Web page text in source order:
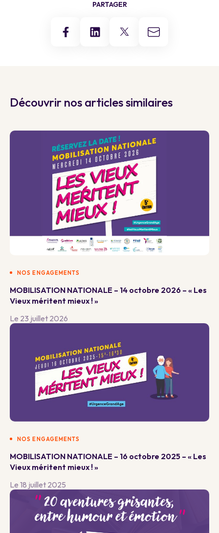
PARTAGER
Découvrir nos articles similaires
NOS ENGAGEMENTS
MOBILISATION NATIONALE – 14 octobre 2026 – « Les
Vieux méritent mieux ! »
Le 23 juillet 2026
NOS ENGAGEMENTS
MOBILISATION NATIONALE – 16 octobre 2025 – « Les
Vieux méritent mieux ! »
Le 18 juillet 2025